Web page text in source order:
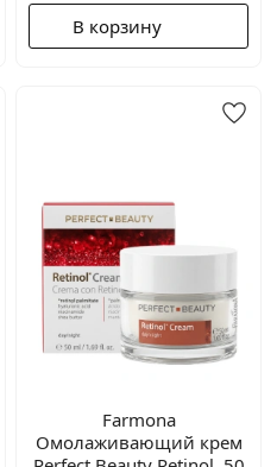
В корзину
Farmona
Омолаживающий крем